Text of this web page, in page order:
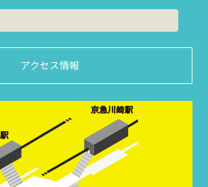
アクセス情報